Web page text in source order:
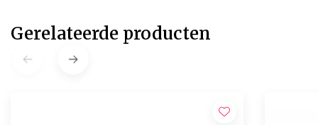
Gerelateerde producten